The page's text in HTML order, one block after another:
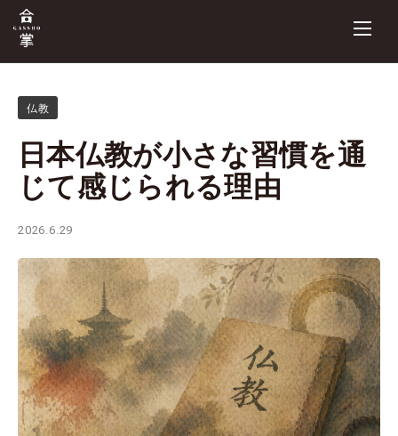
仏教
日本仏教が小さな習慣を通
じて感じられる理由
2026.6.29